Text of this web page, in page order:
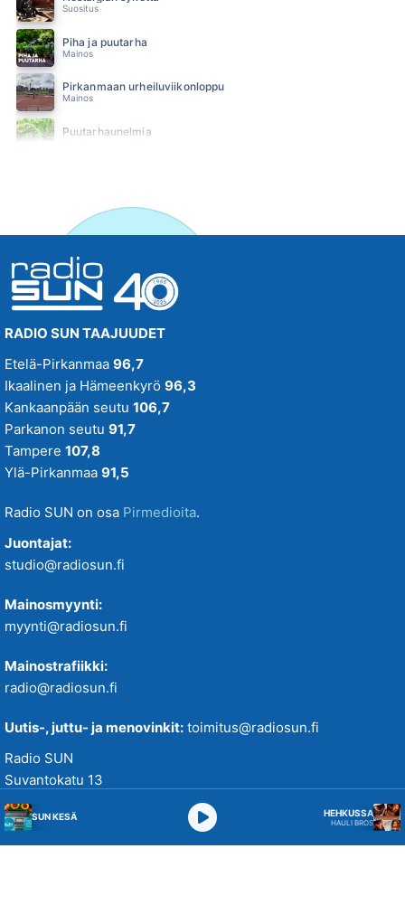
Suositus
Piha ja puutarha
Mainos
Pirkanmaan urheiluviikonloppu
Mainos
Puutarhaunelmia
SUN Iltapäivä
SUN Keskipäivä
SUN Kesä
Suositus
SUN Suosikit TOP 20
Osallistu - Suositus
SUN Uusi Aamu
SUN Viihteelle -toivekonsertti
Tiistaitanssit klo 19-21
VIIKONLOPUN MENOVINKIT
RADIO SUN TAAJUUDET
Etelä-Pirkanmaa 96,7
Ikaalinen ja Hämeenkyrö 96,3
Kankaanpään seutu 106,7
Parkanon seutu 91,7
Tampere 107,8
Ylä-Pirkanmaa 91,5
Radio SUN on osa Pirmedioita.
Juontajat:
studio@radiosun.fi
Mainosmyynti:
myynti@radiosun.fi
Mainostrafiikki:
radio@radiosun.fi
Uutis-, juttu- ja menovinkit: toimitus@radiosun.fi
Radio SUN
Suvantokatu 13
33100 Tampere
SUN KESÄ HEHKUSSA
HAULI BROS